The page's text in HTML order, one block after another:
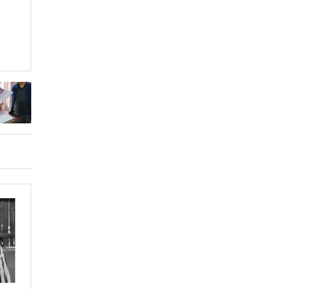
सुरु हुँदै
क्रिकेटमा नेपालले अफगानिस्तानलाई हरायो
भाग लिने नेत्रविक्रम चन्दको संकेत